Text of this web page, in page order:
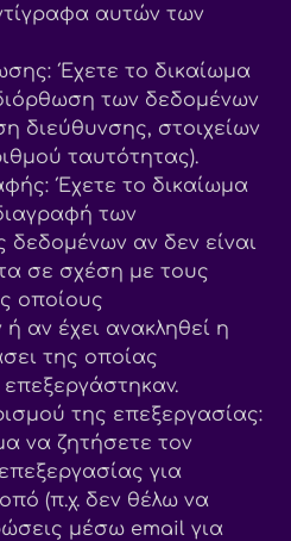
αυτών των
Έχετε το δικαίωμα
των δεδομένων
διεύθυνσης, στοιχείων
ταυτότητας).
Έχετε το δικαίωμα
των
αν δεν είναι
σε σχέση με τους
οποίους
αν έχει ανακληθεί η
της οποίας
επεξεργάστηκαν.
της επεξεργασίας:
να ζητήσετε τον
για
(π.χ. δεν θέλω να
μέσω email για